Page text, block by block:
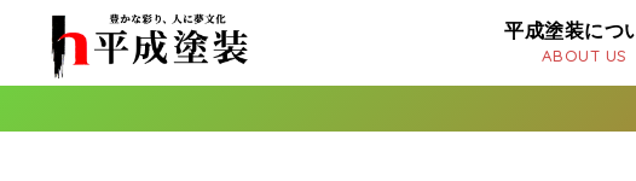
平成塗装につ
ABOUT US